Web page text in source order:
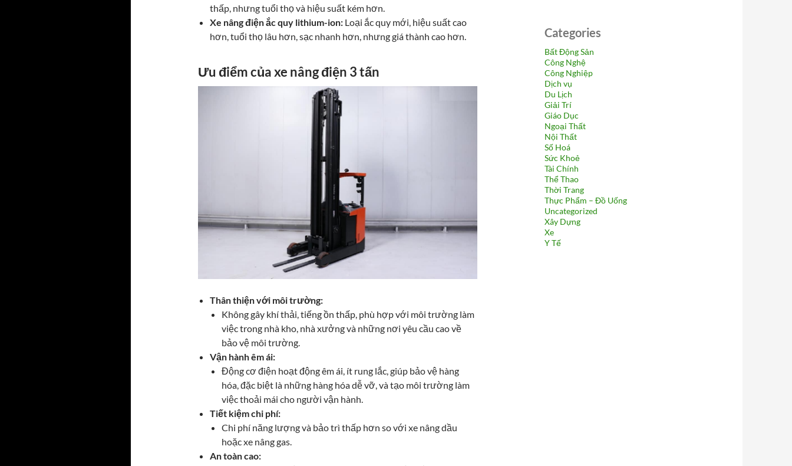
thấp, nhưng tuổi thọ và hiệu suất kém hơn.
Xe nâng điện ắc quy lithium-ion: Loại ắc quy mới, hiệu suất cao
hơn, tuổi thọ lâu hơn, sạc nhanh hơn, nhưng giá thành cao hơn.
Ưu điểm của xe nâng điện 3 tấn
Thân thiện với môi trường:
Không gây khí thải, tiếng ồn thấp, phù hợp với môi trường làm
việc trong nhà kho, nhà xưởng và những nơi yêu cầu cao về
bảo vệ môi trường.
Vận hành êm ái:
Động cơ điện hoạt động êm ái, ít rung lắc, giúp bảo vệ hàng
hóa, đặc biệt là những hàng hóa dễ vỡ, và tạo môi trường làm
việc thoải mái cho người vận hành.
Tiết kiệm chi phí:
Chi phí năng lượng và bảo trì thấp hơn so với xe nâng dầu
hoặc xe nâng gas.
An toàn cao:
Categories
Bất Động Sản
Công Nghệ
Công Nghiệp
Dịch vụ
Du Lịch
Giải Trí
Giáo Dục
Ngoại Thất
Nội Thất
Số Hoá
Sức Khoẻ
Tài Chính
Thể Thao
Thời Trang
Thực Phẩm – Đồ Uống
Uncategorized
Xây Dựng
Xe
Y Tế